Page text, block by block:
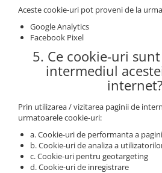
Aceste cookie-uri pot proveni de la
Google Analytics
Facebook Pixel
5. Ce cookie-uri
intermediul
internet?
Prin utilizarea / vizitarea paginii de
urmatoarele cookie-uri:
a. Cookie-uri de performanta a
b. Cookie-uri de analiza a
c. Cookie-uri pentru geotargeting
d. Cookie-uri de inregistrare